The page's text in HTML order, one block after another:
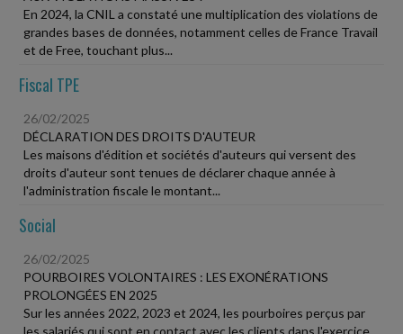
En 2024, la CNIL a constaté une multiplication des violations de
grandes bases de données, notamment celles de France Travail
et de Free, touchant plus...
Fiscal TPE
26/02/2025
DÉCLARATION DES DROITS D'AUTEUR
Les maisons d'édition et sociétés d'auteurs qui versent des
droits d'auteur sont tenues de déclarer chaque année à
l'administration fiscale le montant...
Social
26/02/2025
POURBOIRES VOLONTAIRES : LES EXONÉRATIONS
PROLONGÉES EN 2025
Sur les années 2022, 2023 et 2024, les pourboires perçus par
les salariés qui sont en contact avec les clients dans l'exercice